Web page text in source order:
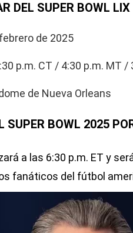
DEL SUPER BOWL LIX
de 2025
p.m. CT / 4:30 p.m. MT /
de Nueva Orleans
SUPER BOWL 2025
a las 6:30 p.m. ET y
fanáticos del fútbol